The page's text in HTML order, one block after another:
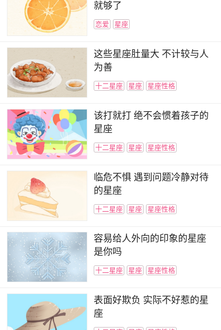
就够了
恋爱 星座
这些星座肚量大 不计较与人
为善
十二星座 星座 星座性格
该打就打 绝不会惯着孩子的
星座
十二星座 星座 星座性格
临危不惧 遇到问题冷静对待
的星座
十二星座 星座 星座性格
容易给人外向的印象的星座
是你吗
十二星座 星座 星座性格
表面好欺负 实际不好惹的星
座